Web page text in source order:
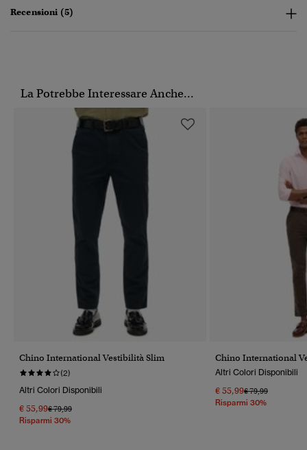
Recensioni (5)
La Potrebbe Interessare Anche...
Chino International Vestibilità Slim
(2)
Altri Colori Disponibili
€ 55,99Prezzo Ridotto Da
€ 79,99A
Risparmi 30%
Chino International
Altri Colori Disponibili
€ 55,99Prezzo Ridotto Da
€ 79,99A
Risparmi 30%